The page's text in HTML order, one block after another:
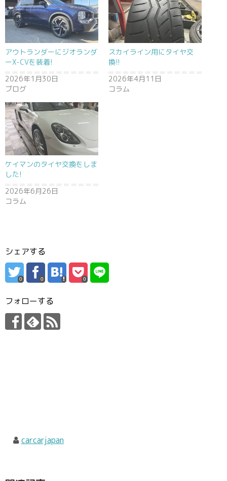
アウトランダーにジオランダ
ーX-CVを装着!
2026年1月30日
ブログ
スカイライン用にタイヤ交
換!!
2026年4月11日
コラム
ケイマンのタイヤ交換をしま
した!
2026年6月26日
コラム
シェアする
0 0 0
フォローする
carcarjapan